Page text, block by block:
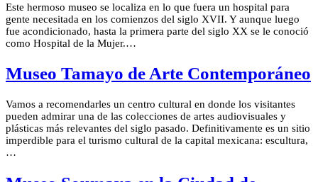
Este hermoso museo se localiza en lo que fuera un hospital para
gente necesitada en los comienzos del siglo XVII. Y aunque luego
fue acondicionado, hasta la primera parte del siglo XX se le conoció
como Hospital de la Mujer.…
Museo Tamayo de Arte Contemporáneo
Vamos a recomendarles un centro cultural en donde los visitantes
pueden admirar una de las colecciones de artes audiovisuales y
plásticas más relevantes del siglo pasado. Definitivamente es un sitio
imperdible para el turismo cultural de la capital mexicana: escultura,
…